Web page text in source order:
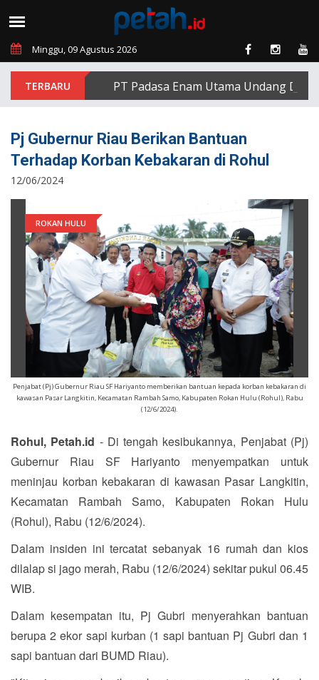
Minggu, 09 Agustus 2026
PT Padasa Enam Utama Undang
Pj Gubernur Riau Berikan Bantuan
Terhadap Korban Kebakaran di Rohul
12/06/2024
ROKAN HULU
Penjabat (Pj) Gubernur Riau SF Hariyanto memberikan bantuan kepada korban kebakaran di
kawasan Pasar Langkitin, Kecamatan Rambah Samo, Kabupaten Rokan Hulu (Rohul), Rabu
(12/6/2024).
Rohul, Petah.id - Di tengah kesibukannya, Penjabat (Pj)
Gubernur Riau SF Hariyanto menyempatkan untuk
meninjau korban kebakaran di kawasan Pasar Langkitin,
Kecamatan Rambah Samo, Kabupaten Rokan Hulu
(Rohul), Rabu (12/6/2024).
Dalam insiden ini tercatat sebanyak 16 rumah dan kios
dilalap si jago merah, Rabu (12/6/2024) sekitar pukul 06.45
WIB.
Dalam kesempatan itu, Pj Gubri menyerahkan bantuan
berupa 2 ekor sapi kurban (1 sapi bantuan Pj Gubri dan 1
sapi bantuan dari BUMD Riau).